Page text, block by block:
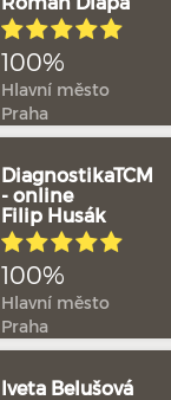
100%
Hlavní město
Praha
DiagnostikaTCM
- online
Filip Husák
100%
Hlavní město
Praha
Iveta Belušová